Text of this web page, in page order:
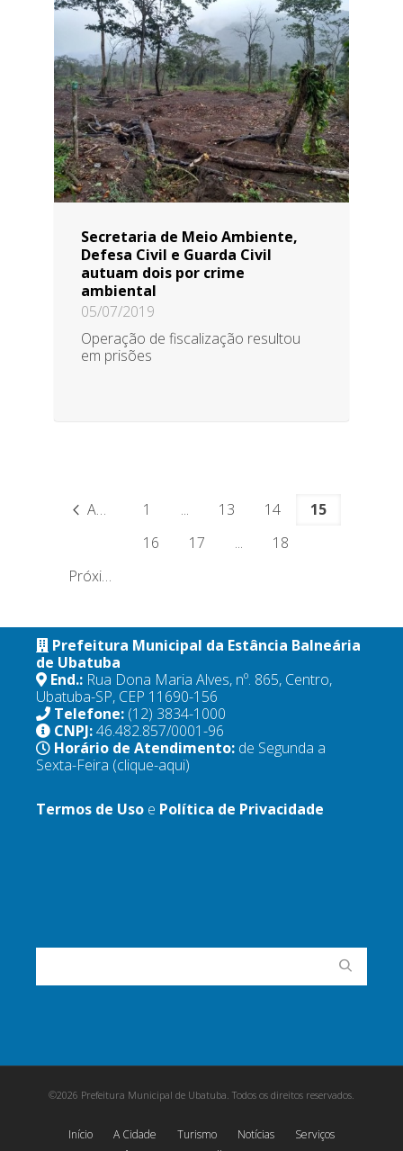
Secretaria de Meio Ambiente,
Defesa Civil e Guarda Civil
autuam dois por crime
ambiental
05/07/2019
Operação de fiscalização resultou
em prisões
Anterior 1 ... 13 14
15
16
17 ...
18
Próximo
Prefeitura Municipal da Estância Balneária
de Ubatuba
End.: Rua Dona Maria Alves, nº. 865, Centro,
Ubatuba-SP, CEP 11690-156
Telefone: (12) 3834-1000
CNPJ:46.482.857/0001-96
Horário de Atendimento: de Segunda a
Sexta-Feira (clique-aqui)
Termos de Uso e Política de Privacidade
©2026 Prefeitura Municipal de Ubatuba. Todos os direitos reservados.
Início A Cidade Turismo Notícias
Serviços